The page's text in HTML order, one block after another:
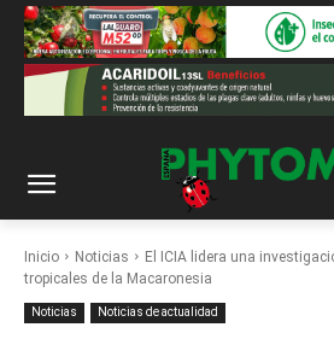
Inicio Noticias
El ICIA lidera una
tropicales de la Macaronesia
Noticias Noticias de actualidad